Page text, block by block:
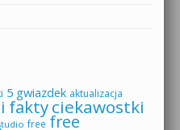
5 gwiazdek aktualizacja
faktyciekawostki
free free